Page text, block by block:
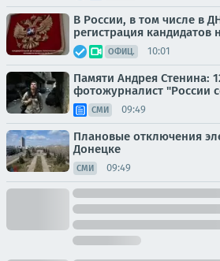
В России, в том числе в
регистрация
ОФИЦ. 10:01
Памяти Андрея Стенина:
фотожурналист "России
СМИ 09:49
Плановые отключения
Донецке
СМИ 09:49